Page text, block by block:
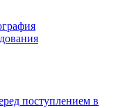
поступлением в